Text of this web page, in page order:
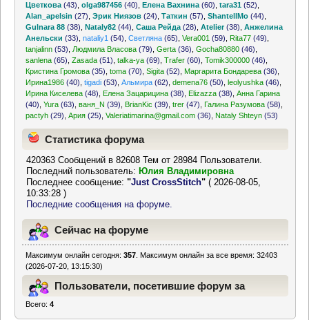
Цветкова (43) ,olga987456 (40) ,Елена Вахнина (60) ,tara31 (52)
Alan_apelsin (27) ,Эрик Ниязов (24) ,Таткин (57) ,ShantellMo (44)
Gulnara 88 (38) ,Nataly82 (44) ,Саша Рейда (28) ,Atelier(38) ,Анжелина
Анельски (33) ,nataliy1 (54) ,Светляна (65) ,Vera001 (59) Rita77 (49)
tanjalinn (53) Людмила Власова (79) ,Gerta (36) ,Gocha80880 (46)
sanlena (65) ,Zasada (51) ,talka-ya (69) ,Trafer (60) ,Tomik300000 (46)
Кристина Громова (35) ,toma (70) ,Sigita (52) Маргарита Бондарева (36)
Ирина1986 (40) ,tigadi (53) ,Альмира (62) ,demena76 (50) ,leolyushka (46)
Ирина Киселева (48) Елена Зацарицина (38) Elizazza (38) ,Анна Гарина
(40) ,Yura (63) ,ваня_N (39) BrianKic (39) ,trer (47) Галина Разумова (58)
pactyh (29) ,Ария (25) ,Valeriatimarina@gmail.com (36) Nataly Shteyn (53)
Статистика форума
420363 Сообщений в 82608 Тем от 28984 Пользователи.
Последний пользователь: Юлия Владимировна
Последнее сообщение:"Just CrossStitch" ( 2026-08-05,
10:33:28 )
Последние сообщения на форуме.
Сейчас на форуме
Максимум онлайн сегодня:357 . Максимум онлайн за все время: 32403
(2026-07-20, 13:15:30)
Пользователи, посетившие форум за
Всего:4